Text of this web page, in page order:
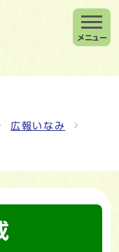
メニュー
広報いなみ